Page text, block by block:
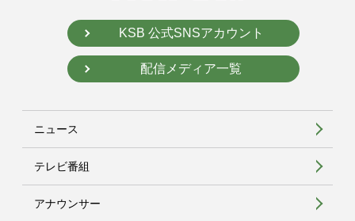
KSB 公式SNSアカウント
配信メディア一覧
ニュース
テレビ番組
アナウンサー